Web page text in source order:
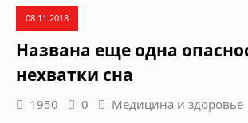
08.11.2018
Названа еще одна
нехватки сна
1950 0 Медицина и здоровье